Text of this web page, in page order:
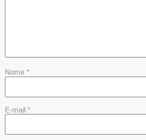
Nome *
E-mail *